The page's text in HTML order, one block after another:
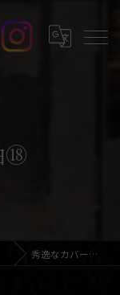
⑱
秀逸なカバー曲⑱